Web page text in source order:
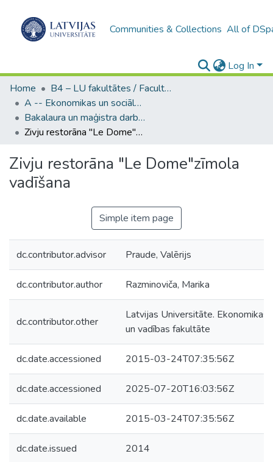
Communities & Collections All of
Log In
Home
B4 – LU fakultātes / Faculties of the UL
A -- Ekonomikas un sociālo zinātņu fakultāte / Faculty of Economics and Social Sciences
Bakalaura un maģistra darbi (ESZF) / Bachelor's and Master's theses
Zivju restorāna "Le Dome"zīmola vadīšana
Zivju restorāna "Le Dome"zīmola
vadīšana
Simple item page
dc.contributor.advisor Praude, Valērijs
dc.contributor.author Razminoviča, Marika
dc.contributor.other
Latvijas Universitāte. Ekonomikas
un vadības fakultāte
dc.date.accessioned 2015-03-24T07:35:56Z
dc.date.accessioned 2025-07-20T16:03:56Z
dc.date.available 2015-03-24T07:35:56Z
dc.date.issued 2014